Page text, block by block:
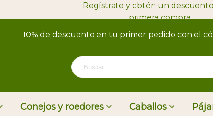
Regístrate y obtén un
primera compra
10% de descuento en tu primer pedido con el
Conejos y roedores Caballos